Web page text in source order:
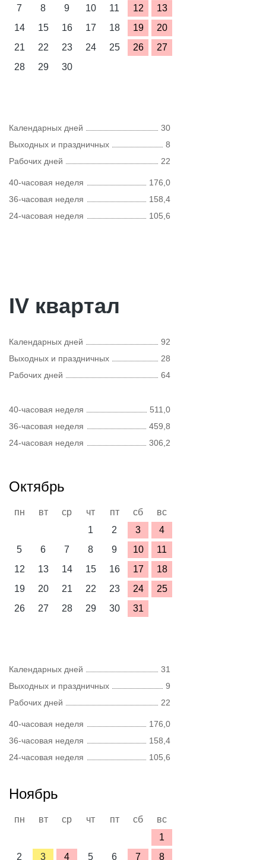
7
8 9 10 11 12
13
14
15 16 17 18 19
20
21
22 23 24 25 26
27
28
29 30
Календарных дней
30
Выходных и праздничных
8
Рабочих дней
22
40-часовая неделя
176,0
36-часовая неделя
158,4
24-часовая неделя
105,6
IV квартал
Календарных дней
92
Выходных и праздничных
28
Рабочих дней
64
40-часовая неделя
511,0
36-часовая неделя
459,8
24-часовая неделя
306,2
Октябрь
пн вт ср чт пт сб
вс
1
2 3
4
5
6 7 8 9 10
11
12
13 14 15 16 17
18
19
20 21 22 23 24
25
26
27 28 29 30 31
Календарных дней
31
Выходных и праздничных
9
Рабочих дней
22
40-часовая неделя
176,0
36-часовая неделя
158,4
24-часовая неделя
105,6
Ноябрь
пн вт ср чт пт сб
вс
1
2
3 4 5 6 7 8